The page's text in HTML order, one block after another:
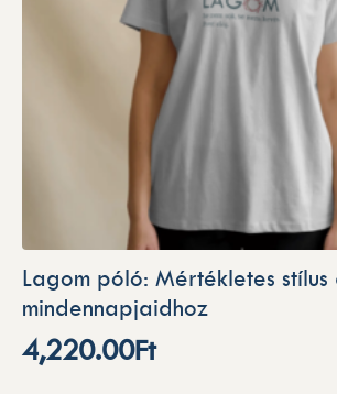
Lagom póló: Mértékletes stílus
mindennapjaidhoz
4,220.00Ft